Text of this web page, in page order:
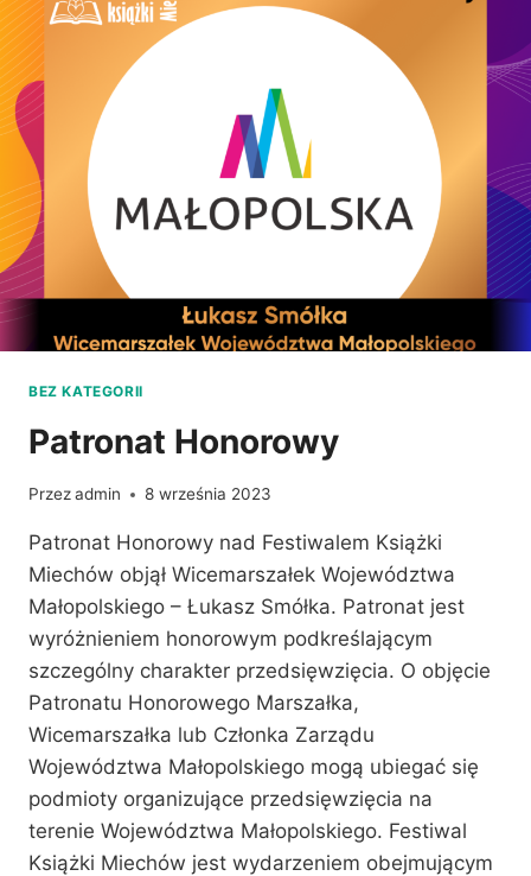
BEZ KATEGORII
Patronat Honorowy
Przezadmin 8 września 2023
Patronat Honorowy nad Festiwalem Książki
Miechów objął Wicemarszałek Województwa
Małopolskiego – Łukasz Smółka. Patronat jest
wyróżnieniem honorowym podkreślającym
szczególny charakter przedsięwzięcia. O objęcie
Patronatu Honorowego Marszałka,
Wicemarszałka lub Członka Zarządu
Województwa Małopolskiego mogą ubiegać się
podmioty organizujące przedsięwzięcia na
terenie Województwa Małopolskiego. Festiwal
Książki Miechów jest wydarzeniem obejmującym